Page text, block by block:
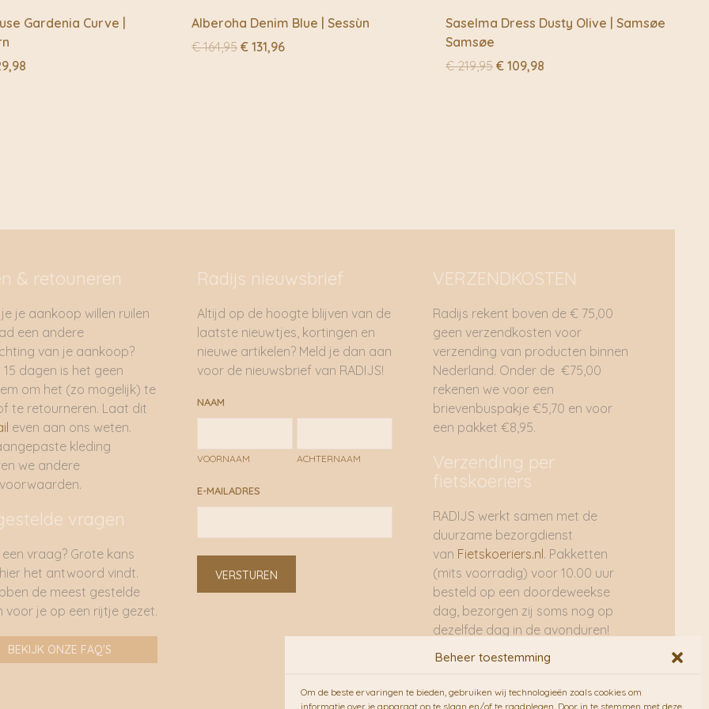
Beheer toestemming
Om de beste ervaringen te bieden, gebruiken wij technologieën zoals cookies om
informatie over je apparaat op te slaan en/of te raadplegen. Door in te stemmen met deze
Gardenia Curve |
Alberoha Denim Blue | Sessùn
€164,95 Oorspronkelijke
€ 131,96Huidige
Saselma Dress Dusty Olive | Samsøe
Samsøe
€219,95 Oorspronkelijke
€ 109,98
& retouneren
je aankoop willen ruilen
een andere
van je aankoop?
15 dagen is het geen
om het (zo mogelijk) te
te retourneren. Laat dit
even aan ons weten.
kleding
we andere
vragen
een vraag? Grote kans
het antwoord vindt.
de meest gestelde
voor je op een rijtje gezet.
BEKIJK ONZE FAQ'S
Radijs nieuwsbrief
Altijd op de hoogte blijven van de
laatste nieuwtjes, kortingen en
nieuwe artikelen? Meld je dan aan
voor de nieuwsbrief van RADIJS!
NAAM
VOORNAAM ACHTERNAAM
E-MAILADRES
VERSTUREN
VERZENDKOSTEN
Radijs rekent boven de € 75,00
geen verzendkosten voor
verzending van producten binnen
Nederland. Onder de €75,00
rekenen we voor een
brievenbuspakje €5,70 en voor
een pakket €8,95.
Verzending per
fietskoeriers
RADIJS werkt samen met de
duurzame bezorgdienst
van Fietskoeriers.nl . Pakketten
(mits voorradig) voor 10.00 uur
besteld op een doordeweekse
dag, bezorgen zij soms nog op
dezelfde dag in de avonduren!
Brievenbuspakjes de volgende
dag. En waar mogelijk ook echt
op de fiets!!